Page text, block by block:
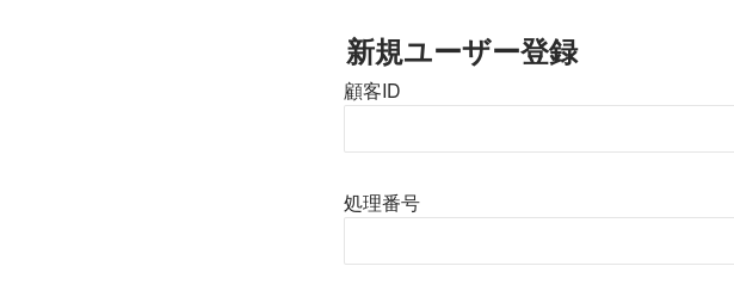
新規ユーザー登録
顧客ID
処理番号